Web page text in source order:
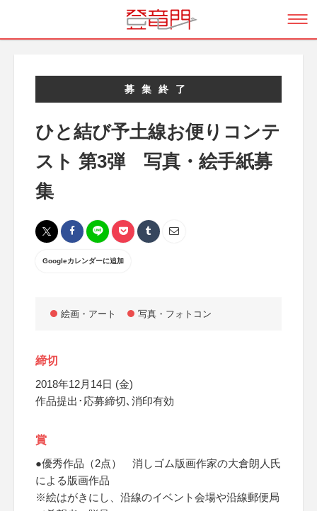
募集終了
ひと結び予土線お便りコンテ
スト 第3弾 写真・絵手紙募
集
Googleカレンダーに追加
絵画・アート 写真・フォトコン
締切
2018年12月14日 (金)
作品提出･応募締切､消印有効
賞
●優秀作品（2点） 消しゴム版画作家の大倉朗人氏
による版画作品
※絵はがきにし、沿線のイベント会場や沿線郵便局